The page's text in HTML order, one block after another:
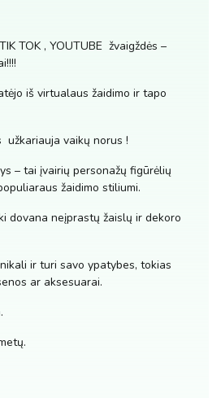
TOK , YOUTUBE žvaigždės –
iš virtualaus žaidimo ir tapo
užkariauja vaikų norus !
– tai įvairių personažų figūrėlių
žaidimo stiliumi.
dovana neįprastų žaislų ir dekoro
ir turi savo ypatybes, tokias
ar aksesuarai.